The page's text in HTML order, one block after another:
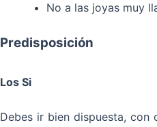
No a las joyas muy
Predisposición
Los Si
Debes ir bien dispuesta,